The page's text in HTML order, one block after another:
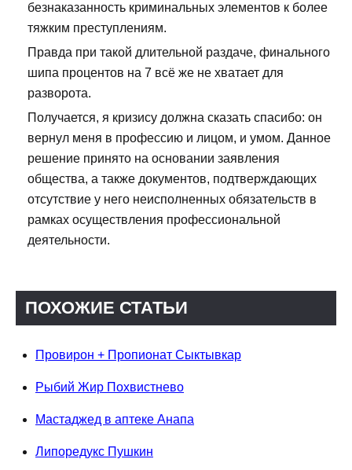
безнаказанность криминальных элементов к более
тяжким преступлениям.
Правда при такой длительной раздаче, финального
шипа процентов на 7 всё же не хватает для
разворота.
Получается, я кризису должна сказать спасибо: он
вернул меня в профессию и лицом, и умом. Данное
решение принято на основании заявления
общества, а также документов, подтверждающих
отсутствие у него неисполненных обязательств в
рамках осуществления профессиональной
деятельности.
ПОХОЖИЕ СТАТЬИ
Провирон + Пропионат Сыктывкар
Рыбий Жир Похвистнево
Мастаджед в аптеке Анапа
Липоредукс Пушкин